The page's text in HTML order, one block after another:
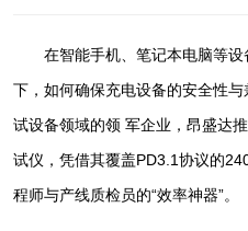
在智能手机、笔记本电脑等
下，如何确保充电设备的安全性
试设备领域的领 军企业，昂盛达
试仪，凭借其覆盖PD3.1协议的
程师与产线质检员的“效率神器”。